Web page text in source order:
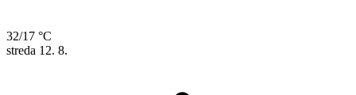
32/17 °C
streda 12. 8.